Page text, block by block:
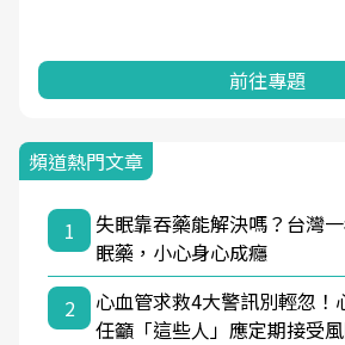
前往專題
頻道熱門文章
1
失眠靠吞藥能解決嗎？台灣
眠藥，小心身心成癮
2
心血管求救4大警訊別輕忽！
任籲「這些人」應定期接受